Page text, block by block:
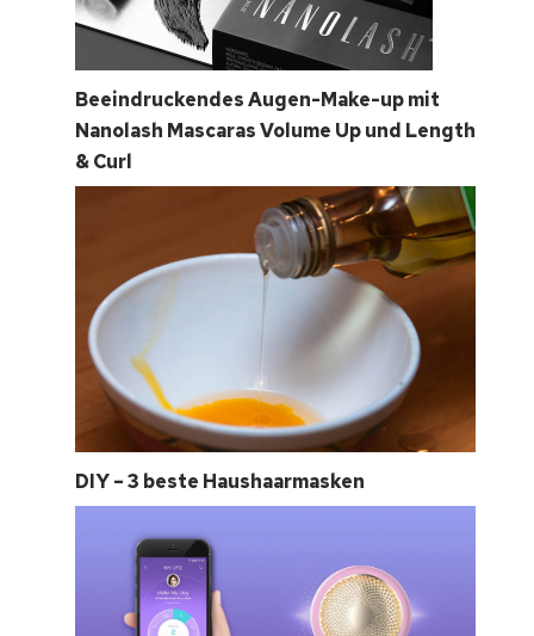
Beeindruckendes Augen-Make-up mit
Nanolash Mascaras Volume Up und Length
& Curl
DIY – 3 beste Haushaarmasken